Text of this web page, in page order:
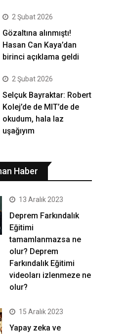
2 Şubat 2026
Gözaltına alınmıştı!
Hasan Can Kaya’dan
birinci açıklama geldi
2 Şubat 2026
Selçuk Bayraktar: Robert
Kolej’de de MIT’de de
okudum, hala laz
uşağıyım
Haber
13 Aralık 2023
Deprem Farkındalık
Eğitimi
tamamlanmazsa ne
olur? Deprem
Farkındalık Eğitimi
videoları izlenmeze ne
olur?
15 Aralık 2023
Yapay zeka ve